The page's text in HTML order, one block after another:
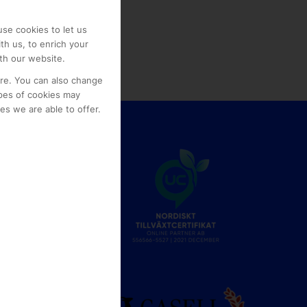
cookies to let us
us, to enrich your
our website.
You can also change
of cookies may
we are able to offer.